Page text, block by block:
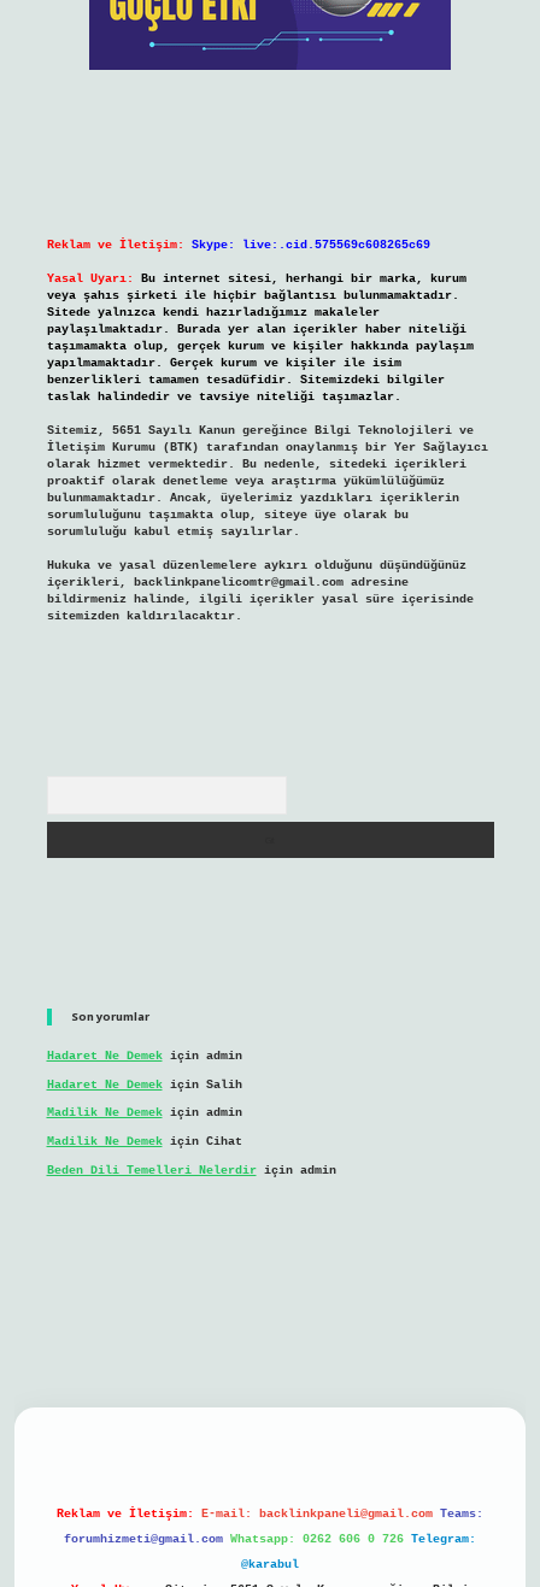
Reklam ve İletişim: Skype: live:.cid.575569c608265c69
Yasal Uyarı:
Bu internet sitesi, herhangi bir marka, kurum
veya şahıs şirketi ile hiçbir bağlantısı bulunmamaktadır.
Sitede yalnızca kendi hazırladığımız makaleler
paylaşılmaktadır. Burada yer alan içerikler haber niteliği
taşımamakta olup, gerçek kurum ve kişiler hakkında paylaşım
yapılmamaktadır. Gerçek kurum ve kişiler ile isim
benzerlikleri tamamen tesadüfidir. Sitemizdeki bilgiler
taslak halindedir ve tavsiye niteliği taşımazlar.
Sitemiz, 5651 Sayılı Kanun gereğince Bilgi Teknolojileri ve
İletişim Kurumu (BTK) tarafından onaylanmış bir Yer Sağlayıcı
olarak hizmet vermektedir. Bu nedenle, sitedeki içerikleri
proaktif olarak denetleme veya araştırma yükümlülüğümüz
bulunmamaktadır. Ancak, üyelerimiz yazdıkları içeriklerin
sorumluluğunu taşımakta olup, siteye üye olarak bu
sorumluluğu kabul etmiş sayılırlar.
Hukuka ve yasal düzenlemelere aykırı olduğunu düşündüğünüz
içerikleri, backlinkpanelicomtr@gmail.comadresine
bildirmeniz halinde, ilgili içerikler yasal süre içerisinde
sitemizden kaldırılacaktır.
Son yorumlar
Hadaret Ne Demekiçin admin
Hadaret Ne Demekiçin Salih
Madilik Ne Demekiçin admin
Madilik Ne Demekiçin Cihat
Beden Dili Temelleri Nelerdiriçin admin
Reklam ve İletişim: E-mail: backlinkpaneli@gmail.com Teams:
forumhizmeti@gmail.com Whatsapp: 0262 606 0 726 Telegram:
@karabul